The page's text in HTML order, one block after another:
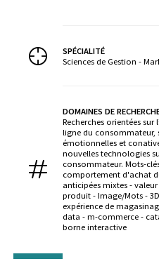
SPÉCIALITÉ
Sciences de Gestion -
DOMAINES DE
Recherches orientées sur
ligne du consommateur,
émotionnelles et
nouvelles technologies
consommateur. Mots-
comportement d'achat
anticipées mixtes -
produit - Image/Mots -
expérience de
data - m-commerce -
borne interactive